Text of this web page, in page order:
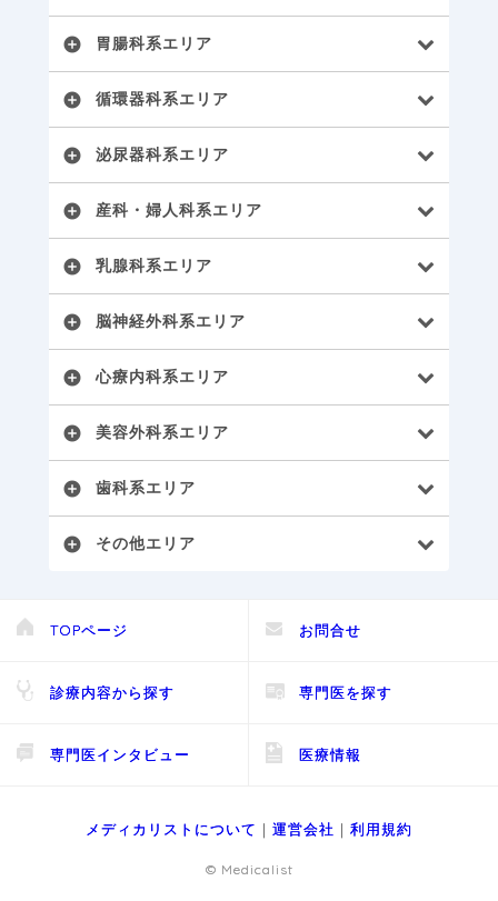
add_circle 胃腸科系エリア
add_circle 循環器科系エリア
add_circle 泌尿器科系エリア
add_circle 産科・婦人科系エリア
add_circle 乳腺科系エリア
add_circle 脳神経外科系エリア
add_circle 心療内科系エリア
add_circle 美容外科系エリア
add_circle 歯科系エリア
add_circle その他エリア
TOPページ お問合せ
診療内容から探す 専門医を探す
専門医インタビュー 医療情報
メディカリストについて ｜ 運営会社 ｜ 利用規約
© Medicalist